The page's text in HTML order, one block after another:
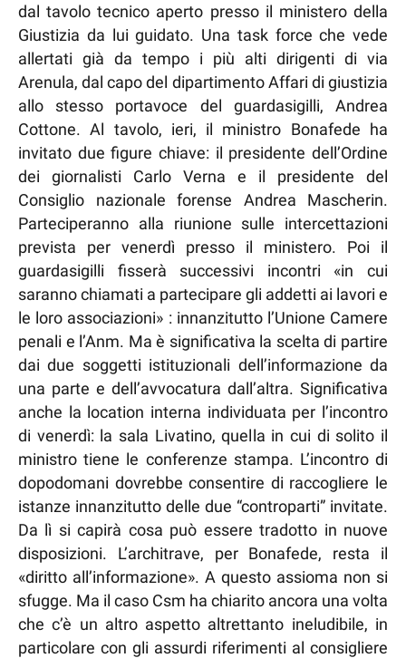
dal tavolo tecnico aperto presso il ministero della
Giustizia da lui guidato. Una task force che vede
allertati già da tempo i più alti dirigenti di via
Arenula, dal capo del dipartimento Affari di giustizia
allo stesso portavoce del guardasigilli, Andrea
Cottone. Al tavolo, ieri, il ministro Bonafede ha
invitato due figure chiave: il presidente dell’Ordine
dei giornalisti Carlo Verna e il presidente del
Consiglio nazionale forense Andrea Mascherin.
Parteciperanno alla riunione sulle intercettazioni
prevista per venerdì presso il ministero. Poi il
guardasigilli fisserà successivi incontri «in cui
saranno chiamati a partecipare gli addetti ai lavori e
le loro associazioni» : innanzitutto l’Unione Camere
penali e l’Anm. Ma è significativa la scelta di partire
dai due soggetti istituzionali dell’informazione da
una parte e dell’avvocatura dall’altra. Significativa
anche la location interna individuata per l’incontro
di venerdì: la sala Livatino, quella in cui di solito il
ministro tiene le conferenze stampa. L’incontro di
dopodomani dovrebbe consentire di raccogliere le
istanze innanzitutto delle due “controparti” invitate.
Da lì si capirà cosa può essere tradotto in nuove
disposizioni. L’architrave, per Bonafede, resta il
«diritto all’informazione». A questo assioma non si
sfugge. Ma il caso Csm ha chiarito ancora una volta
che c’è un altro aspetto altrettanto ineludibile, in
particolare con gli assurdi riferimenti al consigliere